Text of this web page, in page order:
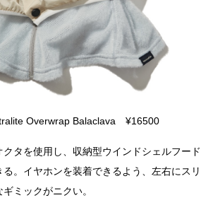
Overwrap Balaclava ¥16500
タを使用し、収納型ウインドシェルフード
。イヤホンを装着できるよう、左右にスリ
ミックがニクい。